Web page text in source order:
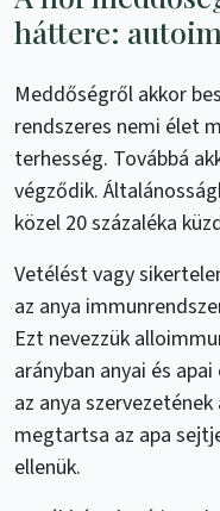
háttere:
Meddőségről akkor
rendszeres nemi élet
terhesség. Továbbá
végződik.
közel 20 százaléka
Vetélést vagy
az anya
Ezt nevezzük
arányban anyai és
az anya
megtartsa az apa
ellenük.